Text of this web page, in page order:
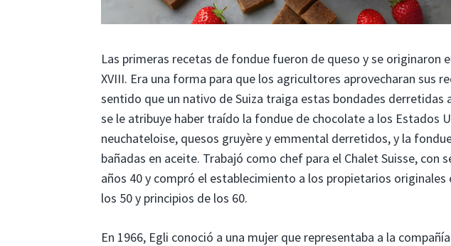
Las primeras recetas de fondue fueron de queso y se originaron
XVIII. Era una forma para que los agricultores aprovecharan sus
sentido que un nativo de Suiza traiga estas bondades derretidas
se le atribuye haber traído la fondue de chocolate a los Estados
neuchateloise, quesos gruyère y emmental derretidos, y la
bañadas en aceite. Trabajó como chef para el Chalet Suisse, con
años 40 y compró el establecimiento a los propietarios
los 50 y principios de los 60.
En 1966, Egli conoció a una mujer que representaba a la